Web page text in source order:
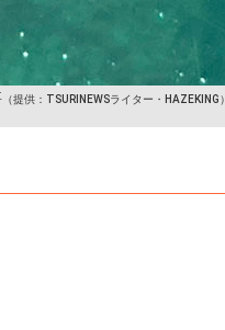
（提供：TSURINEWSライター・HAZEKING）